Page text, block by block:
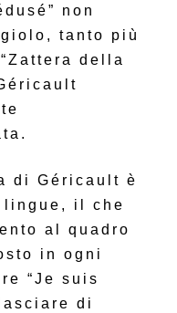
non
tanto più
della
di Géricault è
lingue, il che
al quadro
in ogni
“Je suis
di